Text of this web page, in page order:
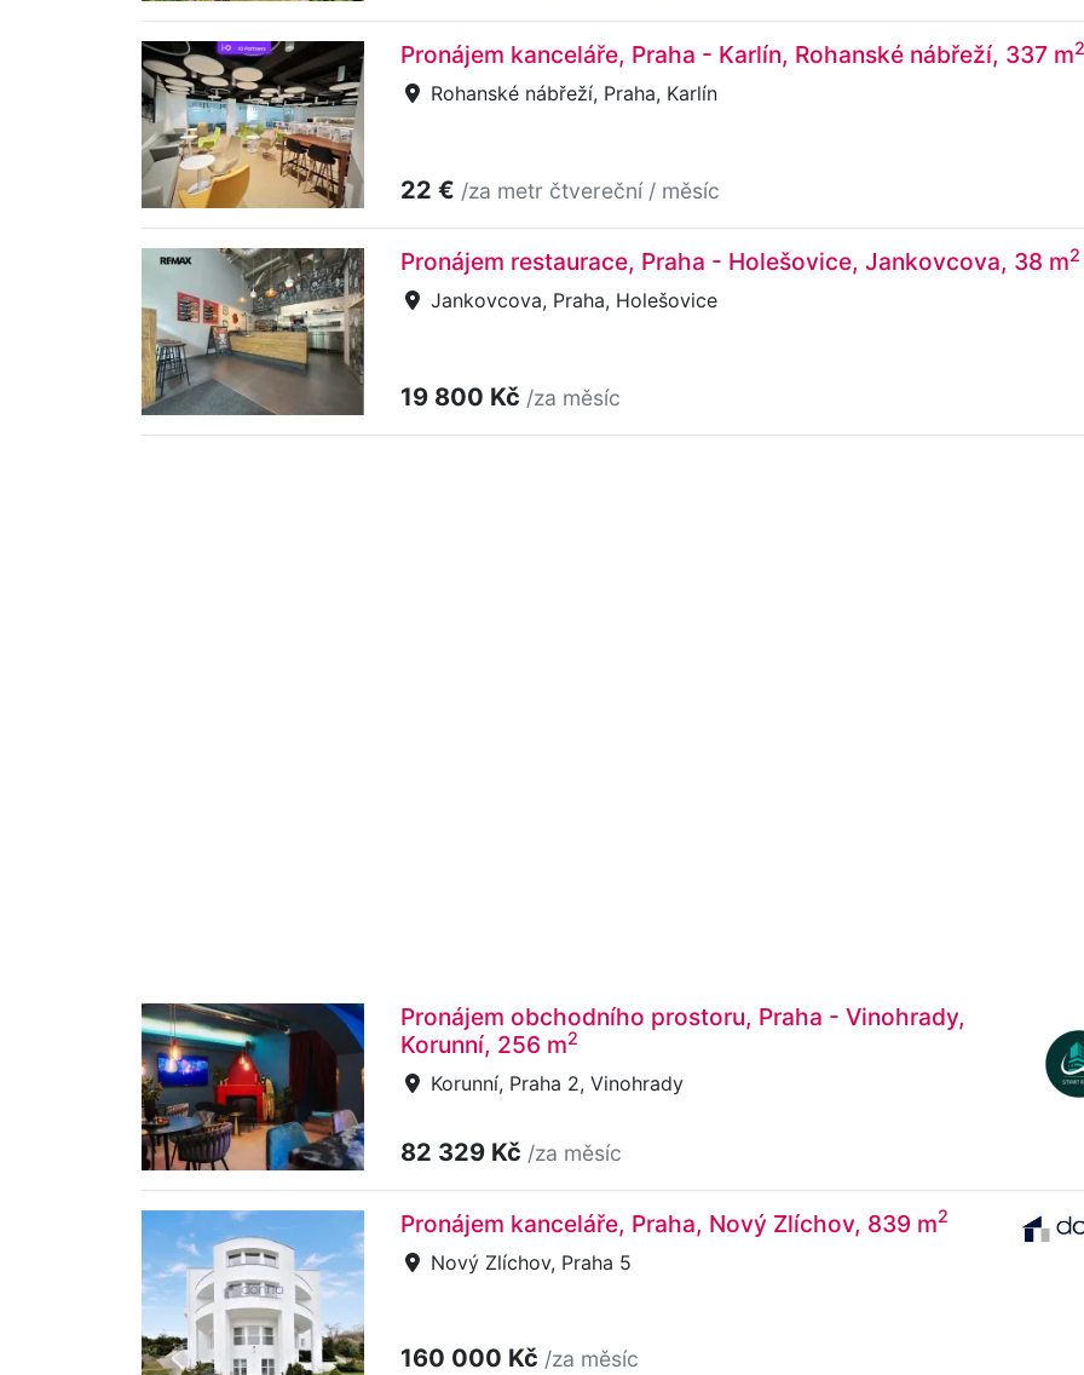
Pronájem kanceláře, Praha - Karlín, Rohanské nábřeží, 337 m2
Rohanské nábřeží, Praha, Karlín
22 € /za metr čtvereční / měsíc
Pronájem restaurace, Praha - Holešovice, Jankovcova, 38 m2
Jankovcova, Praha, Holešovice
19 800 Kč /za měsíc
Pronájem obchodního prostoru, Praha - Vinohrady,
Korunní, 256 m2
Korunní, Praha 2, Vinohrady
82 329 Kč /za měsíc
Pronájem kanceláře, Praha, Nový Zlíchov, 839 m2
Nový Zlíchov, Praha 5
160 000 Kč /za měsíc